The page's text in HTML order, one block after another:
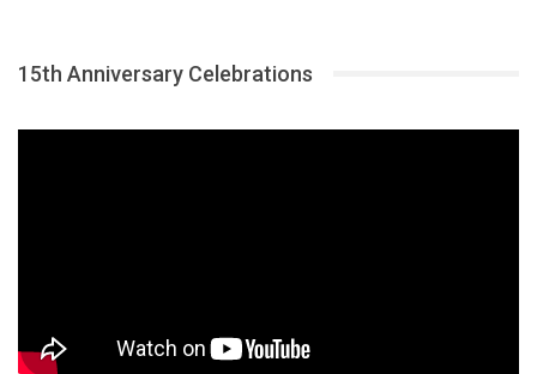
15th Anniversary Celebrations